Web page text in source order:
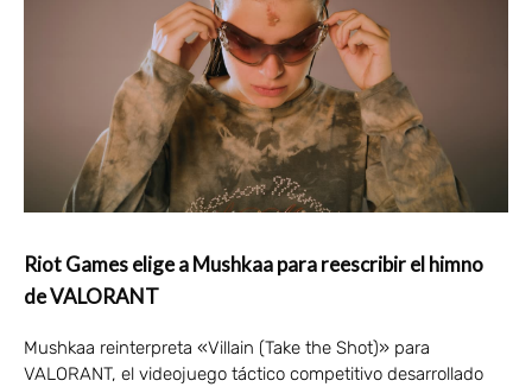
Riot Games elige a Mushkaa para reescribir el himno
de VALORANT
Mushkaa reinterpreta «Villain (Take the Shot)» para
VALORANT, el videojuego táctico competitivo desarrollado